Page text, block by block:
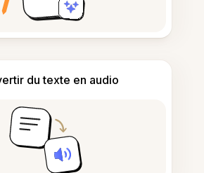
du texte en audio